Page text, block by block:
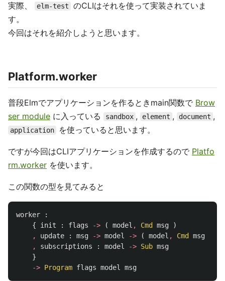
実際、
elm-test
のCLIはそれを使って実装されていま
す。
今回はそれを紹介しようと思います。
Platform.worker
普段Elmでアプリケーションを作るときmain関数で Brow
ser module に入っている sandbox , element , document ,
application を使っていると思います。
ですが今回はCLIアプリケーションを作成するので Platfo
rm.worker を使います。
この関数の型を見てみると
worker
:
{
init : flags -> ( model , Cmd msg
)
,
update : msg -> model -> ( model , Cmd msg
,
subscriptions : model -> Sub msg
}
-> Program flags model msg